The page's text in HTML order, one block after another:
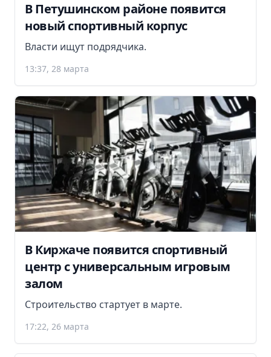
В Петушинском районе появится
новый спортивный корпус
Власти ищут подрядчика.
13:37, 28 марта
В Киржаче появится спортивный
центр с универсальным игровым
залом
Строительство стартует в марте.
17:22, 26 марта